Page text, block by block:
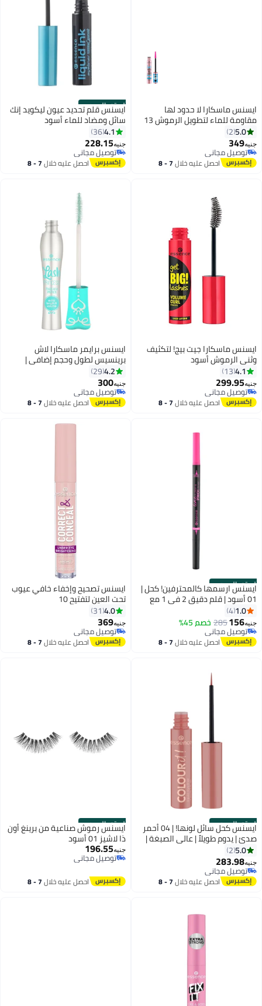
ايسنس ماسكارا لا حدود لها
مقاومة للماء لتطويل الرموش 13
مل أسود
5.0
2
جنيه349
توصيل مجاني
توصيل مجانياحصل عليه خلال 7 - 8
الستور الرسمي
ايسنس قلم تحديد عيون ليكويد إنك
سائل ومضاد للماء أسود
4.1
36
جنيه228.15
توصيل مجاني
توصيل مجانياحصل عليه خلال 7 - 8
ايسنس ماسكارا جيت بيج! لتكثيف
وثني الرموش أسود
4.1
13
جنيه299.95
توصيل مجاني
توصيل مجانياحصل عليه خلال 7 - 8
ايسنس برايمر ماسكارا لاش
برينسيس لطول وحجم إضافي |
برايمر نباتي مكثف | تركيبة مكثفة |
فرشاة إيلاستومر لرموش أكثر امتلاءً
وطولاً | أسود | خالي من البارابين
والميكروبلاستيك 9 مل
4.2
29
جنيه300
توصيل مجاني
توصيل مجانياحصل عليه خلال 7 - 8
الستور الرسمي
ايسنس ارسمها كالمحترفين! كحل |
01 أسود | قلم دقيق 2 في 1 مع
طرف تصحيح | لمسة غير لامعة |
نتيجة سوداء فورية | تدوم طويلاً |
بدون عطر | بدون ميكروبلاستيك |
عبوة من 1 (1.2 مل)
1.0
4
جنيه156
285 خصم 45%
توصيل مجاني
توصيل مجانياحصل عليه خلال 7 - 8
ايسنس تصحيح وإخفاء خافي عيوب
تحت العين لتفتيح 10
4.0
31
جنيه369
توصيل مجاني
توصيل مجانياحصل عليه خلال 7 - 8
الستور الرسمي ايسنس كحل سائل لونها! | 04 أحمر
صدئ | يدوم طويلاً | عالي الصبغة |
يجف بسرعة | لمسة غير لامعة |
مقاوم للتلطخ | طرف فرشاة دقيق |
نباتي وخالي من العطور | أساسي
لمكياج العيون | 3 مل
5.0
2
جنيه283.98
توصيل مجاني
توصيل مجانياحصل عليه خلال 7 - 8
الستور الرسمي
ايسنس رموش صناعية من برينغ أون
ذا لاشيز 01 أسود
جنيه196.55
توصيل مجاني
توصيل مجاني
احصل عليه خلال 7 - 8